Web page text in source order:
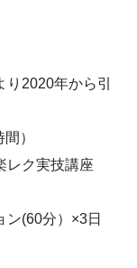
2020年から引
）
レク実技講座
ン(60分）×3日